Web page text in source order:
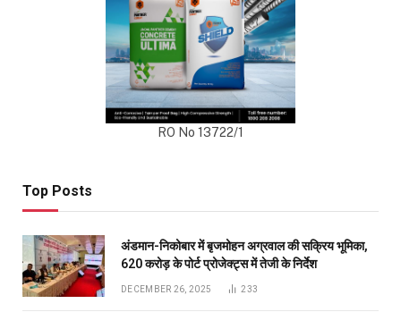
RO No 13722/1
Top Posts
अंडमान-निकोबार में बृजमोहन अग्रवाल की सक्रिय भूमिका,
620 करोड़ के पोर्ट प्रोजेक्ट्स में तेजी के निर्देश
DECEMBER 26, 2025 233